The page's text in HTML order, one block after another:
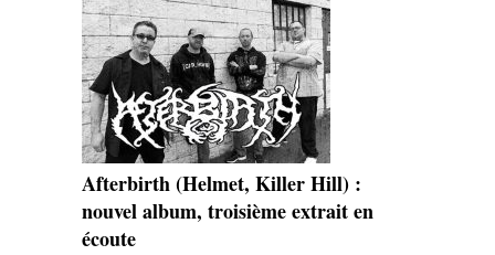
Afterbirth (Helmet, Killer Hill) :
nouvel album, troisième extrait en
écoute